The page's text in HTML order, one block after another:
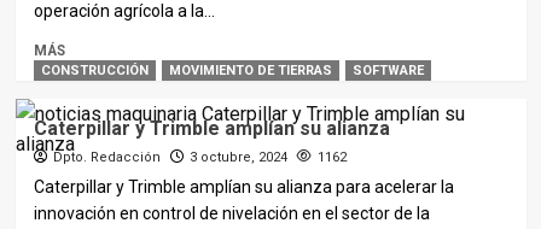
operación agrícola a la...
MÁS
CONSTRUCCIÓN MOVIMIENTO DE TIERRAS SOFTWARE
Caterpillar y Trimble amplían su alianza
Dpto. Redacción 3 octubre, 2024 1162
Caterpillar y Trimble amplían su alianza para acelerar la
innovación en control de nivelación en el sector de la